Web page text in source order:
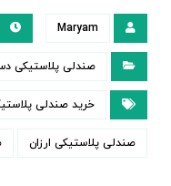
Maryam
صندلی پلاستیکی
خرید صندلی
صندلی پلاستیکی ارزان